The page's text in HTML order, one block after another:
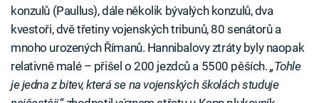
konzulů (Paullus), dále několik bývalých konzulů, dva
kvestoři, dvě třetiny vojenských tribunů, 80 senátorů a
mnoho urozených Římanů. Hannibalovy ztráty byly naopak
relativně malé – přišel o 200 jezdců a 5500 pěších.„Tohle
je jedna z bitev, která se na vojenských školách studuje